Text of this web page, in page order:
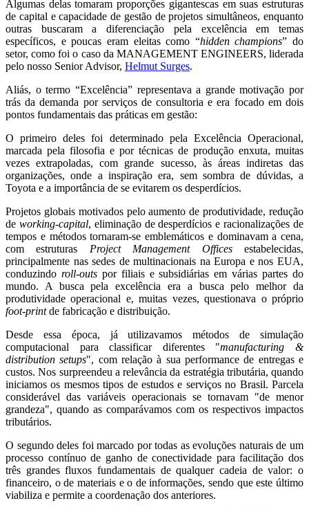
Algumas delas tomaram proporções gigantescas em suas estruturas
de capital e capacidade de gestão de projetos simultâneos, enquanto
outras buscaram a diferenciação pela excelência em temas
específicos, e poucas eram eleitas como “hidden champions” do
setor, como foi o caso da MANAGEMENT ENGINEERS, liderada
pelo nosso Senior Advisor, Helmut Surges.
Aliás, o termo “Excelência” representava a grande motivação por
trás da demanda por serviços de consultoria e era focado em dois
pontos fundamentais das práticas em gestão:
O primeiro deles foi determinado pela Excelência Operacional,
marcada pela filosofia e por técnicas de produção enxuta, muitas
vezes extrapoladas, com grande sucesso, às áreas indiretas das
organizações, onde a inspiração era, sem sombra de dúvidas, a
Toyota e a importância de se evitarem os desperdícios.
Projetos globais motivados pelo aumento de produtividade, redução
de working-capital, eliminação de desperdícios e racionalizações de
tempos e métodos tornaram-se emblemáticos e dominavam a cena,
com estruturas Project Management Officesestabelecidas,
principalmente nas sedes de multinacionais na Europa e nos EUA,
conduzindo roll-outspor filiais e subsidiárias em várias partes do
mundo. A busca pela excelência era a busca pelo melhor da
produtividade operacional e, muitas vezes, questionava o próprio
foot-printde fabricação e distribuição.
Desde essa época, já utilizavamos métodos de simulação
computacional para classificar diferentes "manufacturing &
distribution setups", com relação à sua performance de entregas e
custos. Nos surpreendeu a relevância da estratégia tributária, quando
iniciamos os mesmos tipos de estudos e serviços no Brasil. Parcela
considerável das variáveis operacionais se tornavam "de menor
grandeza", quando as comparávamos com os respectivos impactos
tributários.
O segundo deles foi marcado por todas as evoluções naturais de um
processo contínuo de ganho de conectividade para facilitação dos
três grandes fluxos fundamentais de qualquer cadeia de valor: o
financeiro, o de materiais e o de informações, sendo que este último
viabiliza e permite a coordenação dos anteriores.